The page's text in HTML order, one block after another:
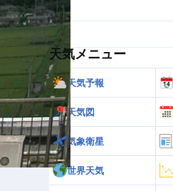
天気メニュー
天気予報
天気図
気象衛星
世界天気